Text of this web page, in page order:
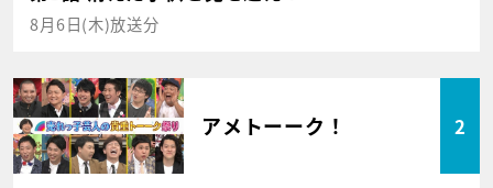
8月6日(木)放送分
アメトーーク！ 2